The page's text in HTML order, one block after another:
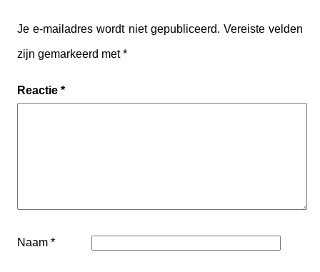
Je e-mailadres wordt niet gepubliceerd. Vereiste velden
zijn gemarkeerd met*
Reactie*
Naam*